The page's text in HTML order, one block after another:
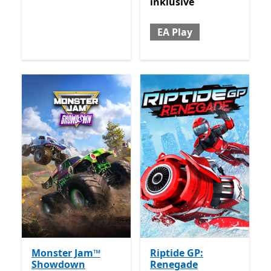
EA Play
Monster Jam™
Showdown
Riptide GP:
Renegade